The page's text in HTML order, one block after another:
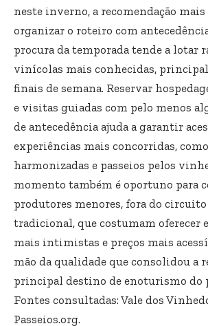
neste inverno, a recomendação
organizar o roteiro com
procura da temporada tende a lotar
vinícolas mais conhecidas,
finais de semana. Reservar
e visitas guiadas com pelo menos
de antecedência ajuda a garantir
experiências mais concorridas,
harmonizadas e passeios pelos
momento também é oportuno para
produtores menores, fora do
tradicional, que costumam oferecer
mais intimistas e preços mais
mão da qualidade que consolidou a
principal destino de enoturismo do
Fontes consultadas: Vale dos
Passeios.org.